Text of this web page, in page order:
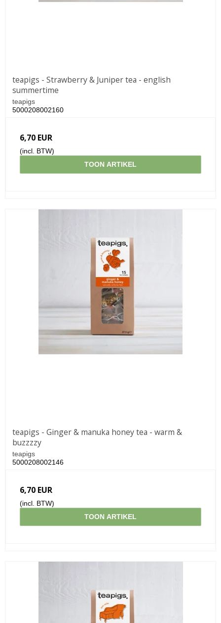
teapigs - Strawberry & Juniper tea - english
summertime
teapigs
5000208002160
6,70 EUR
(incl. BTW)
TOON ARTIKEL
teapigs - Ginger & manuka honey tea - warm &
buzzzzy
teapigs
5000208002146
6,70 EUR
(incl. BTW)
TOON ARTIKEL